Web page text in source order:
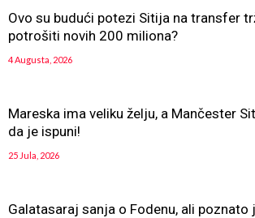
Ovo su budući potezi Sitija na transfer
potrošiti novih 200 miliona?
4 Augusta, 2026
Mareska ima veliku želju, a Mančester
da je ispuni!
25 Jula, 2026
Galatasaraj sanja o Fodenu, ali poznato